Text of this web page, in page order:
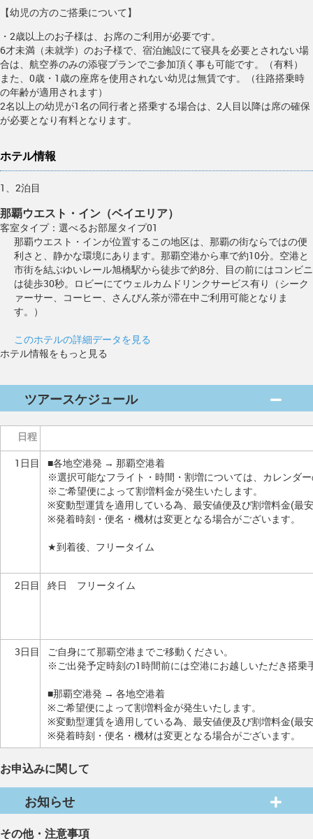
【幼児の方のご搭乗について】
・2歳以上のお子様は、お席のご利用が必要です。
6才未満（未就学）のお子様で、宿泊施設にて寝具を必要とされない場
合は、航空券のみの添寝プランでご参加頂く事も可能です。（有料）
また、0歳・1歳の座席を使用されない幼児は無賃です。（往路搭乗時
の年齢が適用されます）
2名以上の幼児が1名の同行者と搭乗する場合は、2人目以降は席の確保
が必要となり有料となります。
ホテル情報
1、2泊目
那覇ウエスト・イン（ベイエリア）
客室タイプ：選べるお部屋タイプ01
那覇ウエスト・インが位置するこの地区は、那覇の街ならではの便
利さと、静かな環境にあります。那覇空港から車で約10分。空港と
市街を結ぶゆいレール旭橋駅から徒歩で約8分、目の前にはコンビニ
は徒歩30秒。ロビーにてウェルカムドリンクサービス有り（シーク
ァーサー、コーヒー、さんぴん茶が滞在中ご利用可能となりま
す。）
このホテルの詳細データを見る
ホテル情報をもっと見る
ツアースケジュール
日程
1日目
■各地空港発 → 那覇空港着
※選択可能なフライト・時間・割増については、カレンダ
※ご希望便によって割増料金が発生いたします。
※変動型運賃を適用している為、最安値便及び割増料金(最
※発着時刻・便名・機材は変更となる場合がございます。
★到着後、フリータイム
2日目 終日 フリータイム
3日目
ご自身にて那覇空港までご移動ください。
※ご出発予定時刻の1時間前には空港にお越しいただき搭乗
■那覇空港発 → 各地空港着
※ご希望便によって割増料金が発生いたします。
※変動型運賃を適用している為、最安値便及び割増料金(最
※発着時刻・便名・機材は変更となる場合がございます。
お申込みに関して
お知らせ
その他・注意事項